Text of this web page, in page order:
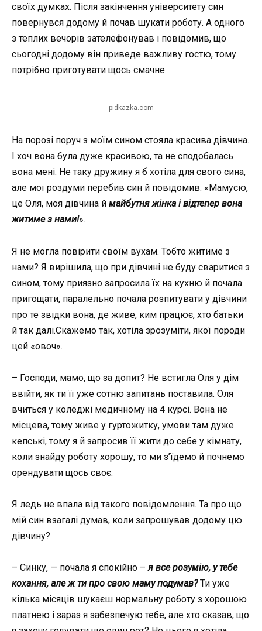
своїх думках. Після закінчення університету син
повернувся додому й почав шукати роботу. А одного
з теплих вечорів зателефонував і повідомив, що
сьогодні додому він приведе важливу гостю, тому
потрібно приготувати щось смачне.
pidkazka.com
На порозі поруч з моїм сином стояла красива дівчина.
І хоч вона була дуже красивою, та не сподобалась
вона мені. Не таку дружину я б хотіла для свого сина,
але мої роздуми перебив син й повідомив: «Мамусю,
це Оля, моя дівчина й майбутня жінка і відтепер вона
житиме з нами!».
Я не могла повірити своїм вухам. Тобто житиме з
нами? Я вирішила, що при дівчині не буду сваритися з
сином, тому приязно запросила їх на кухню й почала
пригощати, паралельно почала розпитувати у дівчини
про те звідки вона, де живе, ким працює, хто батьки
й так далі.Скажемо так, хотіла зрозуміти, якої породи
цей «овоч».
– Господи, мамо, що за допит? Не встигла Оля у дім
ввійти, як ти її уже сотню запитань поставила. Оля
вчиться у коледжі медичному на 4 курсі. Вона не
місцева, тому живе у гуртожитку, умови там дуже
кепські, тому я й запросив її жити до себе у кімнату,
коли знайду роботу хорошу, то ми з’їдемо й почнемо
орендувати щось своє.
Я ледь не впала від такого повідомлення. Та про що
мій син взагалі думав, коли запрошував додому цю
дівчину?
– Синку, — почала я спокійно –я все розумію, у тебе
кохання, але ж ти про свою маму подумав?Ти уже
кілька місяців шукаєш нормальну роботу з хорошою
платнею і зараз я забезпечую тебе, але хто сказав, що